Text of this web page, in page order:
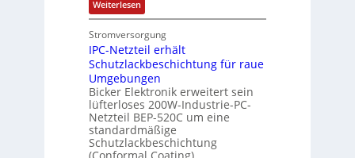
u
s
l
a
n
d
g
e
s
c
A
l
e
k
t
r
i
s
c
a
r
e
s
z
i
e
l
e
b
e
i
S
P
N
,
M
i
l
l
i
o
n
e
A
u
t
o
m
a
t
i
o
n
Weiterlesen:
P
f
f
e
r
m
o
d
u
l
e
m
Stromversorgung
IPC-Netzteil erhält
Schutzlackbeschichtung für raue
Umgebungen
Bicker Elektronik erweitert sein
lüfterloses 200W-Industrie-PC-
Netzteil BEP-520C um eine
standardmäßige
Schutzlackbeschichtung